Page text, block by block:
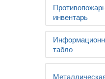
инвентарь
табло